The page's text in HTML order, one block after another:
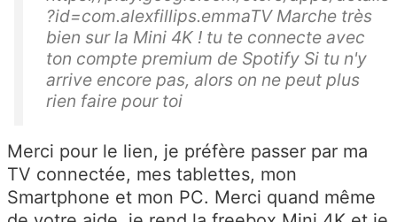
?id=com.alexfillips.emmaTV Marche très
bien sur la Mini 4K ! tu te connecte avec
ton compte premium de Spotify Si tu n'y
arrive encore pas, alors on ne peut plus
rien faire pour toi
Merci pour le lien, je préfère passer par ma
TV connectée, mes tablettes, mon
Smartphone et mon PC. Merci quand même